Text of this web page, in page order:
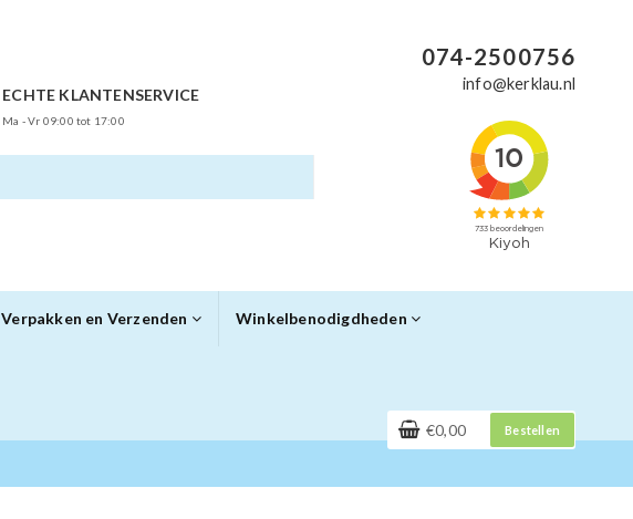
ECHTE KLANTENSERVICE
Ma - Vr 09:00 tot 17:00
074-2500756
info@kerklau.nl
Verpakken en Verzenden Winkelbenodigdheden
€0,00 Bestellen